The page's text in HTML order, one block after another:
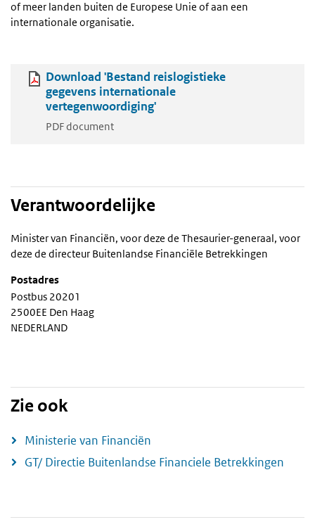
of meer landen buiten de Europese Unie of aan een
internationale organisatie.
Download 'Bestand reislogistieke
gegevens internationale
vertegenwoordiging'
PDF document
Verantwoordelijke
Minister van Financiën, voor deze de Thesaurier-generaal, voor
deze de directeur Buitenlandse Financiële Betrekkingen
Postadres
Postbus 20201
2500EE Den Haag
NEDERLAND
Zie ook
Ministerie van Financiën
GT/ Directie Buitenlandse Financiele Betrekkingen